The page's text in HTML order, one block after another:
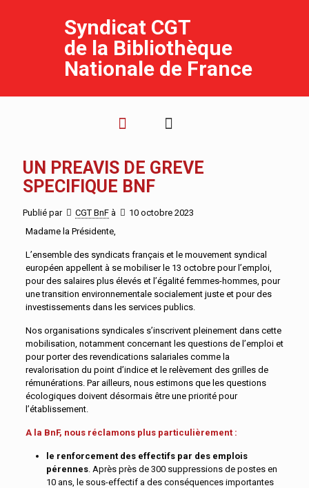
Syndicat CGT
de la Bibliothèque
Nationale de France
UN PREAVIS DE GREVE
SPECIFIQUE BNF
Publié par CGT BnF à
10 octobre 2023
Madame la Présidente,
L’ensemble des syndicats français et le mouvement syndical
européen appellent à se mobiliser le 13 octobre pour l’emploi,
pour des salaires plus élevés et l’égalité femmes-hommes, pour
une transition environnementale socialement juste et pour des
investissements dans les services publics.
Nos organisations syndicales s’inscrivent pleinement dans cette
mobilisation, notamment concernant les questions de l’emploi et
pour porter des revendications salariales comme la
revalorisation du point d’indice et le relèvement des grilles de
rémunérations. Par ailleurs, nous estimons que les questions
écologiques doivent désormais être une priorité pour
l’établissement.
A la BnF, nous réclamons plus particulièrement :
le renforcement des effectifs par des emplois
pérennes. Après près de 300 suppressions de postes en
10 ans, le sous-effectif a des conséquences importantes